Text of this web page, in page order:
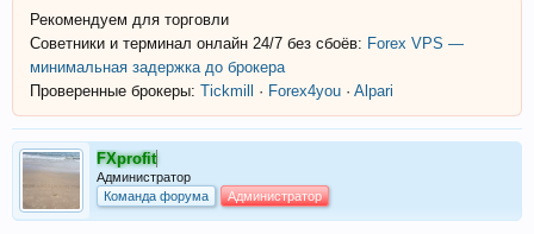
Рекомендуем для торговли
Советники и терминал онлайн 24/7 без сбоёв: Forex VPS —
минимальная задержка до брокера
Проверенные брокеры: Tickmill · Forex4you · Alpari
FXprofit
Администратор
Команда форума
Администратор